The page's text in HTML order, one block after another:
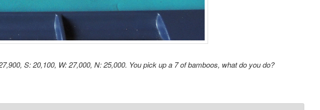
S: 20,100, W: 27,000, N: 25,000. You pick up a 7 of bamboos, what do you do?